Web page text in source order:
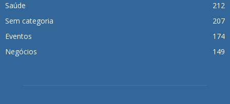
Saúde
212
Sem categoria
207
Eventos
174
Negócios
149